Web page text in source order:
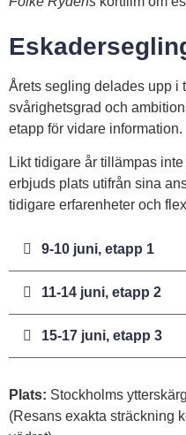
Årets segling delades upp i
svårighetsgrad och
etapp för vidare information.
Likt tidigare år tillämpas
erbjuds plats utifrån sina
tidigare erfarenheter och
9-10 juni, etapp 1
11-14 juni, etapp 2
15-17 juni, etapp 3
Plats: Stockholms
(Resans exakta sträckning